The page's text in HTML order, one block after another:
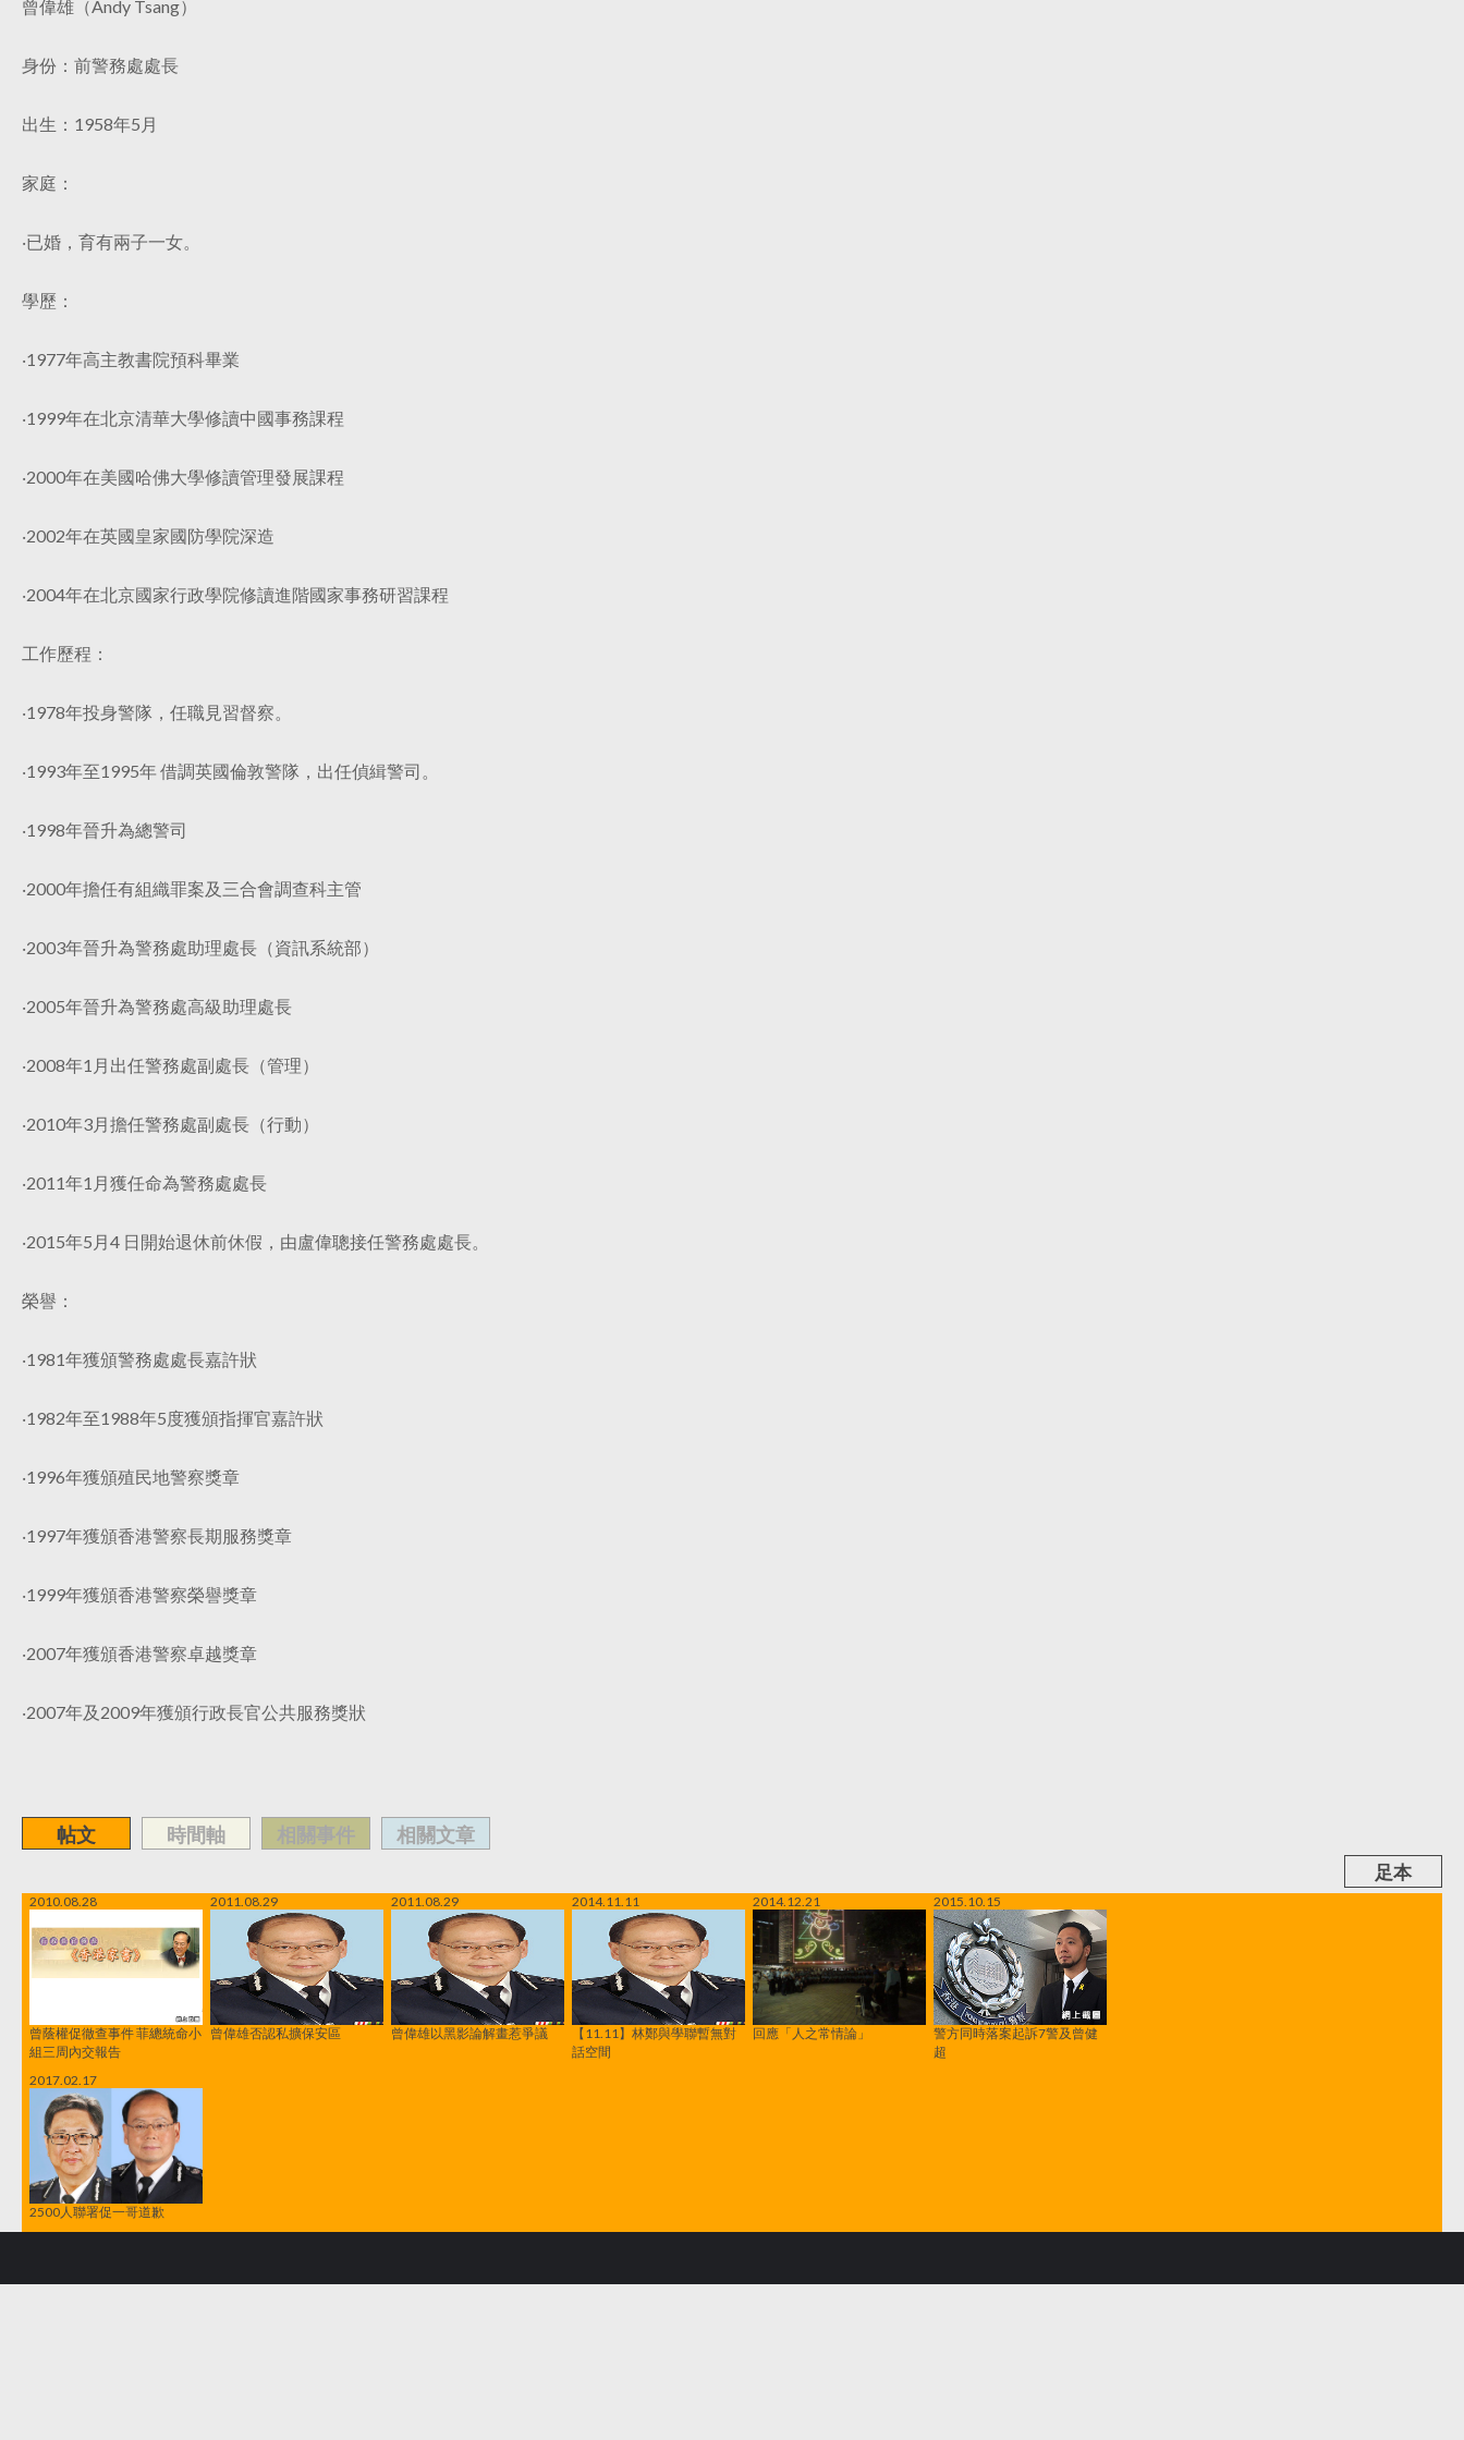
曾偉雄（Andy Tsang）
身份：前警務處處長
出生：1958年5月
家庭：
‧已婚，育有兩子一女。
學歷：
‧1977年高主教書院預科畢業
‧1999年在北京清華大學修讀中國事務課程
‧2000年在美國哈佛大學修讀管理發展課程
‧2002年在英國皇家國防學院深造
‧2004年在北京國家行政學院修讀進階國家事務研習課程
工作歷程：
‧1978年投身警隊，任職見習督察。
‧1993年至1995年 借調英國倫敦警隊，出任偵緝警司。
‧1998年晉升為總警司
‧2000年擔任有組織罪案及三合會調查科主管
‧2003年晉升為警務處助理處長（資訊系統部）
‧2005年晉升為警務處高級助理處長
‧2008年1月出任警務處副處長（管理）
‧2010年3月擔任警務處副處長（行動）
‧2011年1月獲任命為警務處處長
‧2015年5月4 日開始退休前休假，由盧偉聰接任警務處處長。
榮譽：
‧1981年獲頒警務處處長嘉許狀
‧1982年至1988年5度獲頒指揮官嘉許狀
‧1996年獲頒殖民地警察獎章
‧1997年獲頒香港警察長期服務獎章
‧1999年獲頒香港警察榮譽獎章
‧2007年獲頒香港警察卓越獎章
‧2007年及2009年獲頒行政長官公共服務獎狀
帖文 時間軸 相關事件 相關文章
足本
2010.08.28
曾蔭權促徹查事件 菲總統命小
組三周內交報告
2011.08.29
曾偉雄否認私擴保安區
2011.08.29
曾偉雄以黑影論解畫惹爭議
2014.11.11
【11.11】林鄭與學聯暫無對
話空間
2014.12.21
回應「人之常情論」
2015.10.15
警方同時落案起訴7警及曾健
超
2017.02.17
2500人聯署促一哥道歉